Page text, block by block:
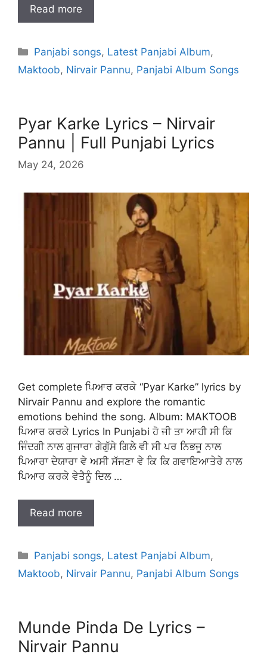
Read more
Categories
Panjabi songs, Latest Panjabi Album,
Maktoob, Nirvair Pannu, Panjabi Album Songs
Pyar Karke Lyrics – Nirvair
Pannu | Full Punjabi Lyrics
May 24, 2026
Get complete ਪਿਆਰ ਕਰਕੇ “Pyar Karke” lyrics by
Nirvair Pannu and explore the romantic
emotions behind the song. Album: MAKTOOB
ਪਿਆਰ ਕਰਕੇ Lyrics In Punjabi ਹੋ ਜੀ ਤਾ ਆਹੀ ਸੀ ਕਿ
ਜਿੰਦਗੀ ਨਾਲ ਗੁਜਾਰਾ ਗੇਗੁੱਸੇ ਗਿਲੇ ਵੀ ਸੀ ਪਰ ਨਿਭਜੂ ਨਾਲ
ਪਿਆਰਾ ਦੇਯਾਰਾ ਵੇ ਅਸੀ ਸੱਜਣਾ ਵੇ ਕਿ ਕਿ ਗਵਾਇਆਤੇਰੇ ਨਾਲ
ਪਿਆਰ ਕਰਕੇ ਵੇਤੈਨੂੰ ਦਿਲ …
Read more
Categories
Panjabi songs, Latest Panjabi Album,
Maktoob, Nirvair Pannu, Panjabi Album Songs
Munde Pinda De Lyrics –
Nirvair Pannu